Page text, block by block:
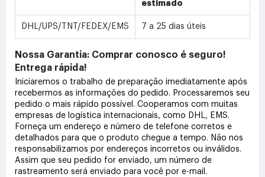
estimado
DHL/UPS/TNT/FEDEX/EMS 7 a 25 dias úteis
Nossa Garantia: Comprar conosco é seguro!
Entrega rápida!
Iniciaremos o trabalho de preparação imediatamente após
recebermos as informações do pedido. Processaremos seu
pedido o mais rápido possível. Cooperamos com muitas
empresas de logística internacionais, como DHL, EMS.
Forneça um endereço e número de telefone corretos e
detalhados para que o produto chegue a tempo. Não nos
responsabilizamos por endereços incorretos ou inválidos.
Assim que seu pedido for enviado, um número de
rastreamento será enviado para você por e-mail.